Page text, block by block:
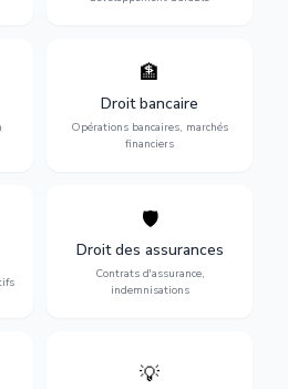
🏦
Droit bancaire
Opérations bancaires, marchés
financiers
Gestion de vos opérations
financières : contentieux
bancaire, investissements et
régulation.
🛡️
Droit des assurances
Contrats d'assurance,
indemnisations
Défense de vos intérêts :
contrats d'assurance,
sinistres et indemnisations
optimales.
💡
Protection de vos créations